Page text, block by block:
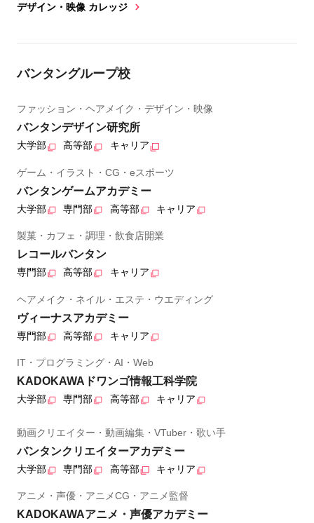
デザイン・映像 カレッジ
バンタングループ校
ファッション・ヘアメイク・デザイン・映像
バンタンデザイン研究所
大学部 高等部 キャリア
ゲーム・イラスト・CG・eスポーツ
バンタンゲームアカデミー
大学部 専門部 高等部 キャリア
製菓・カフェ・調理・飲食店開業
レコールバンタン
専門部 高等部 キャリア
ヘアメイク・ネイル・エステ・ウエディング
ヴィーナスアカデミー
専門部 高等部 キャリア
IT・プログラミング・AI・Web
KADOKAWAドワンゴ情報工科学院
大学部 専門部 高等部 キャリア
動画クリエイター・動画編集・VTuber・歌い手
バンタンクリエイターアカデミー
大学部 専門部 高等部 キャリア
アニメ・声優・アニメCG・アニメ監督
KADOKAWAアニメ・声優アカデミー